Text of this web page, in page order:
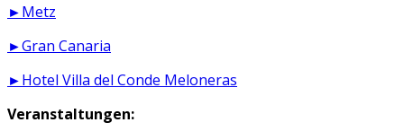
►Metz
►Gran Canaria
►Hotel Villa del Conde Meloneras
Veranstaltungen: